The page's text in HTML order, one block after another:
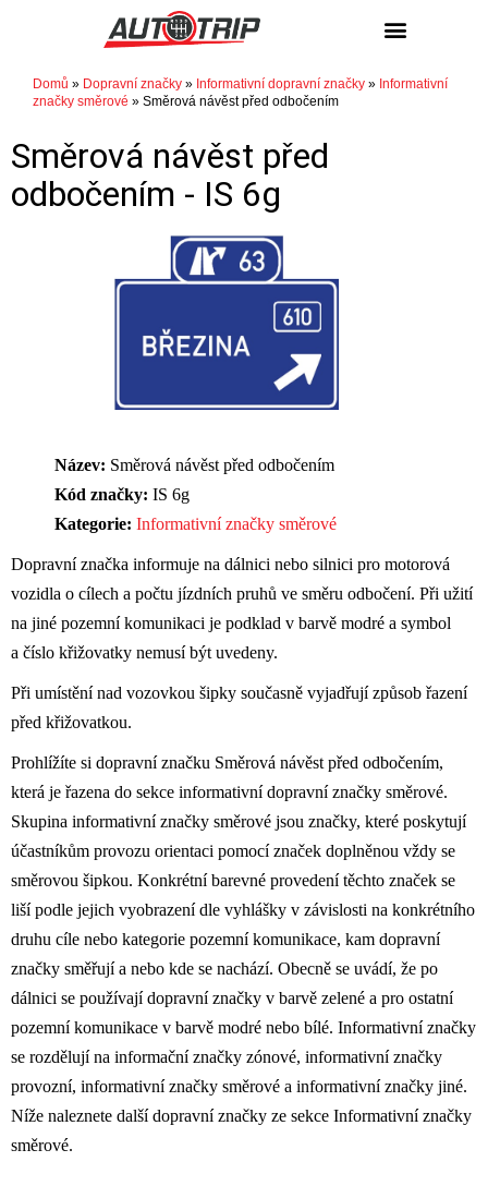
Domů » Dopravní značky » Informativní dopravní značky » Informativní
značky směrové » Směrová návěst před odbočením
Směrová návěst před
odbočením - IS 6g
Název: Směrová návěst před odbočením
Kód značky: IS 6g
Kategorie: Informativní značky směrové
Dopravní značka informuje na dálnici nebo silnici pro motorová
vozidla o cílech a počtu jízdních pruhů ve směru odbočení. Při užití
na jiné pozemní komunikaci je podklad v barvě modré a symbol
a číslo křižovatky nemusí být uvedeny.
Při umístění nad vozovkou šipky současně vyjadřují způsob řazení
před křižovatkou.
Prohlížíte si dopravní značku Směrová návěst před odbočením,
která je řazena do sekce informativní dopravní značky směrové.
Skupina informativní značky směrové jsou značky, které poskytují
účastníkům provozu orientaci pomocí značek doplněnou vždy se
směrovou šipkou. Konkrétní barevné provedení těchto značek se
liší podle jejich vyobrazení dle vyhlášky v závislosti na konkrétního
druhu cíle nebo kategorie pozemní komunikace, kam dopravní
značky směřují a nebo kde se nachází. Obecně se uvádí, že po
dálnici se používají dopravní značky v barvě zelené a pro ostatní
pozemní komunikace v barvě modré nebo bílé. Informativní značky
se rozdělují na informační značky zónové, informativní značky
provozní, informativní značky směrové a informativní značky jiné.
Níže naleznete další dopravní značky ze sekce Informativní značky
směrové.